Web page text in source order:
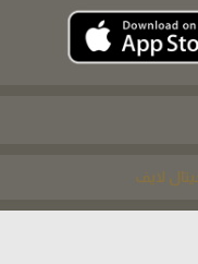
لايف